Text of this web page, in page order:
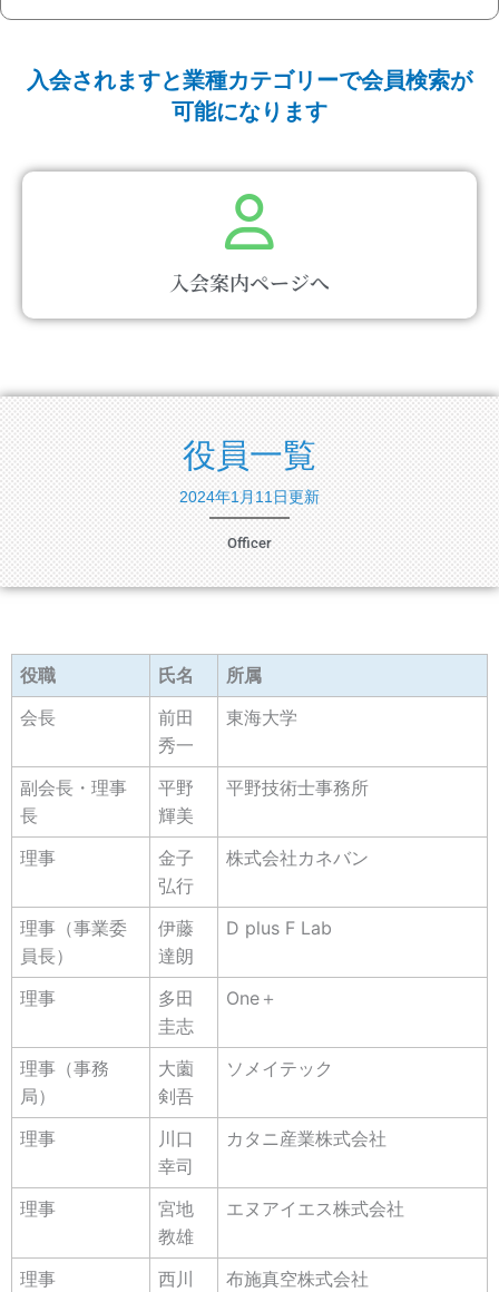
入会されますと業種カテゴリーで会員検索が
可能になります
入会案内ページへ
役員一覧
2024年1月11日更新
Officer
役職 氏名
所属
会長
前田
秀一
東海大学
副会長・理事
長
平野
輝美
平野技術士事務所
理事
金子
弘行
株式会社カネバン
理事（事業委
員長）
伊藤
達朗
D plus F Lab
理事
多田
圭志
One＋
理事（事務
局）
大薗
剣吾
ソメイテック
理事
川口
幸司
カタニ産業株式会社
理事
宮地
教雄
エヌアイエス株式会社
理事
西川
布施真空株式会社